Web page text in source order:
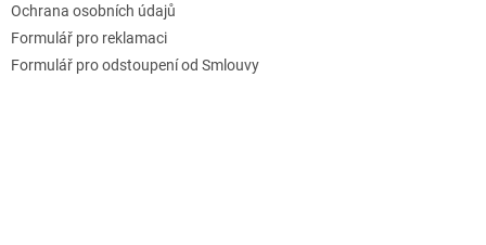
Ochrana osobních údajů
Formulář pro reklamaci
Formulář pro odstoupení od Smlouvy